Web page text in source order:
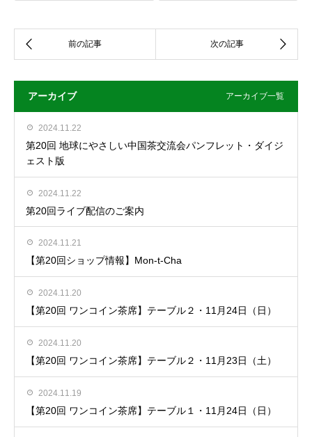
アーカイブ アーカイブ一覧
2024.11.22
第20回 地球にやさしい中国茶交流会パンフレット・ダイジ
ェスト版
2024.11.22
第20回ライブ配信のご案内
2024.11.21
【第20回ショップ情報】Mon-t-Cha
2024.11.20
【第20回 ワンコイン茶席】テーブル２・11月24日（日）
2024.11.20
【第20回 ワンコイン茶席】テーブル２・11月23日（土）
2024.11.19
【第20回 ワンコイン茶席】テーブル１・11月24日（日）